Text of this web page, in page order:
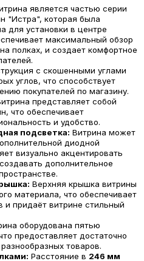
является частью серии
"Истра", которая была
для установки в центре
максимальный обзор
полках, и создает комфортное
с скошенными углами
углов, что способствует
покупателей по магазину.
представляет собой
что обеспечивает
и удобство.
подсветка: Витрина может
диодной
визуально акцентировать
дополнительное
Верхняя крышка витрины
материала, что обеспечивает
и придаёт витрине стильный
оборудована пятью
предоставляет достаточно
товаров.
Расстояние в 246 мм